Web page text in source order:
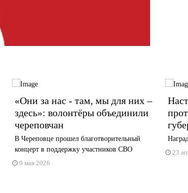
«Они за нас - там, мы для них –
здесь»: волонтёры объединили
череповчан
В Череповце прошел благотворительный
концерт в поддержку участников СВО
9 мая 2026
23